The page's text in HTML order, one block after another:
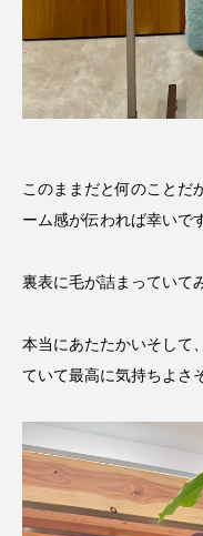
このままだと何のことだ
ーム感が伝われば幸いで
裏表に毛が詰まっていて
本当にあたたかいそして
ていて最高に気持ちよさ